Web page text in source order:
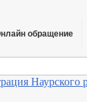
обращение